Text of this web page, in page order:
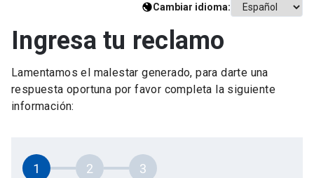
Cambiar idioma:
Ingresa tu reclamo
Lamentamos el malestar generado, para darte una
respuesta oportuna por favor completa la siguiente
información:
1 2 3